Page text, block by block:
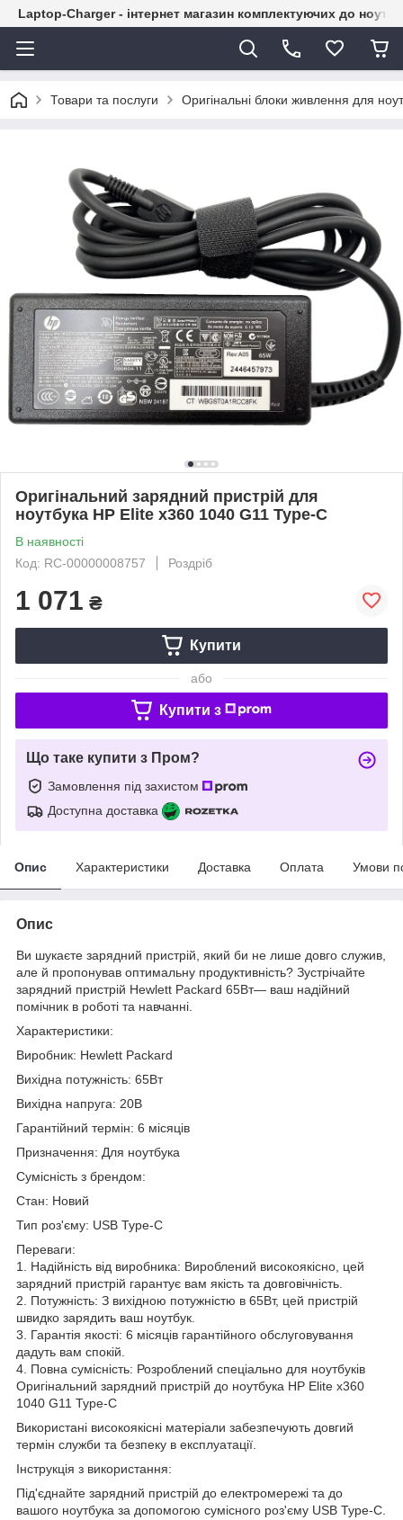
Laptop-Charger - інтернет магазин комплектуючих до
Товари та послуги Оригінальні блоки живлення для
Оригінальний зарядний пристрій для
ноутбука HP Elite x360 1040 G11 Type-C
В наявності
Код: RC-00000008757
Роздріб
1 071 ₴
Купити
або
Купити з
Що таке купити з Пром?
Замовлення під захистом
Доступна доставка
Опис Характеристики Доставка Оплата Умови
Опис
Ви шукаєте зарядний пристрій, який би не лише довго служив,
але й пропонував оптимальну продуктивність? Зустрічайте
зарядний пристрій Hewlett Packard 65Вт— ваш надійний
помічник в роботі та навчанні.
Характеристики:
Виробник: Hewlett Packard
Вихідна потужність: 65Вт
Вихідна напруга: 20В
Гарантійний термін: 6 місяців
Призначення: Для ноутбука
Сумісність з брендом:
Стан: Новий
Тип роз'єму: USB Type-C
Переваги:
1. Надійність від виробника: Вироблений високоякісно, цей
зарядний пристрій гарантує вам якість та довговічність.
2. Потужність: З вихідною потужністю в 65Вт, цей пристрій
швидко зарядить ваш ноутбук.
3. Гарантія якості: 6 місяців гарантійного обслуговування
дадуть вам спокій.
4. Повна сумісність: Розроблений спеціально для ноутбуків
Оригінальний зарядний пристрій до ноутбука HP Elite x360
1040 G11 Type-C
Використані високоякісні матеріали забезпечують довгий
термін служби та безпеку в експлуатації.
Інструкція з використання:
Під'єднайте зарядний пристрій до електромережі та до
вашого ноутбука за допомогою сумісного роз'єму USB Type-C.